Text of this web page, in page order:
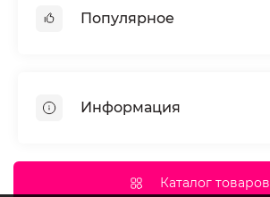
Популярное
Моделирование ресниц и бровей
Депиляция
Информация
Документы сайта
Каталог товаров